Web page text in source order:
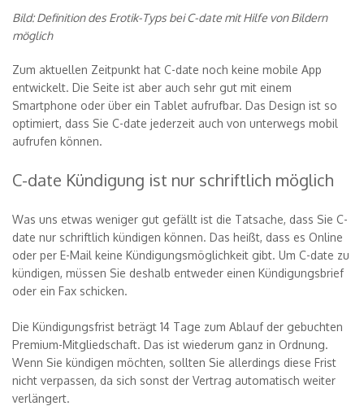
Bild: Definition des Erotik-Typs bei C-date mit Hilfe von Bildern
möglich
Zum aktuellen Zeitpunkt hat C-date noch keine mobile App
entwickelt. Die Seite ist aber auch sehr gut mit einem
Smartphone oder über ein Tablet aufrufbar. Das Design ist so
optimiert, dass Sie C-date jederzeit auch von unterwegs mobil
aufrufen können.
C-date Kündigung ist nur schriftlich möglich
Was uns etwas weniger gut gefällt ist die Tatsache, dass Sie C-
date nur schriftlich kündigen können. Das heißt, dass es Online
oder per E-Mail keine Kündigungsmöglichkeit gibt. Um C-date zu
kündigen, müssen Sie deshalb entweder einen Kündigungsbrief
oder ein Fax schicken.
Die Kündigungsfrist beträgt 14 Tage zum Ablauf der gebuchten
Premium-Mitgliedschaft. Das ist wiederum ganz in Ordnung.
Wenn Sie kündigen möchten, sollten Sie allerdings diese Frist
nicht verpassen, da sich sonst der Vertrag automatisch weiter
verlängert.